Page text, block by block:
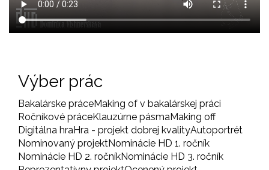
Výber prác
Bakalárske práceMaking of v bakalárskej práci
Ročníkové práceKlauzúrne pásmaMaking off
Digitálna hraHra - projekt dobrej kvalityAutoportrét
Nominovaný projektNominácie HD 1. ročník
Nominácie HD 2. ročníkNominácie HD 3. ročník